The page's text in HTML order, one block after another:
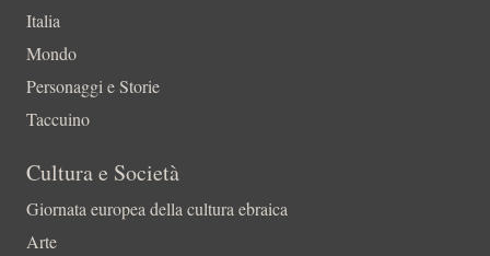
Italia
Mondo
Personaggi e Storie
Taccuino
Cultura e Società
Giornata europea della cultura ebraica
Arte